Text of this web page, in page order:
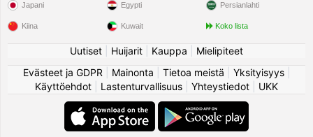
Japani
Kiina
Egypti
Kuwait
Persianlahti
Koko lista
Uutiset Huijarit Kauppa
Mielipiteet
Evästeet ja GDPR
Mainonta Tietoa meistä Yksityisyys|
Käyttöehdot
Lastenturvallisuus Yhteystiedot UKK